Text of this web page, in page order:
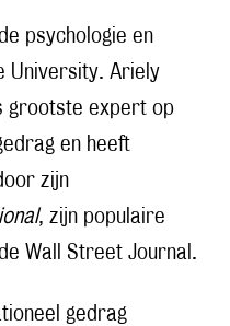
psychologie en
University. Ariely
grootste expert op
en heeft
zijn
, zijn populaire
Wall Street Journal.
gedrag